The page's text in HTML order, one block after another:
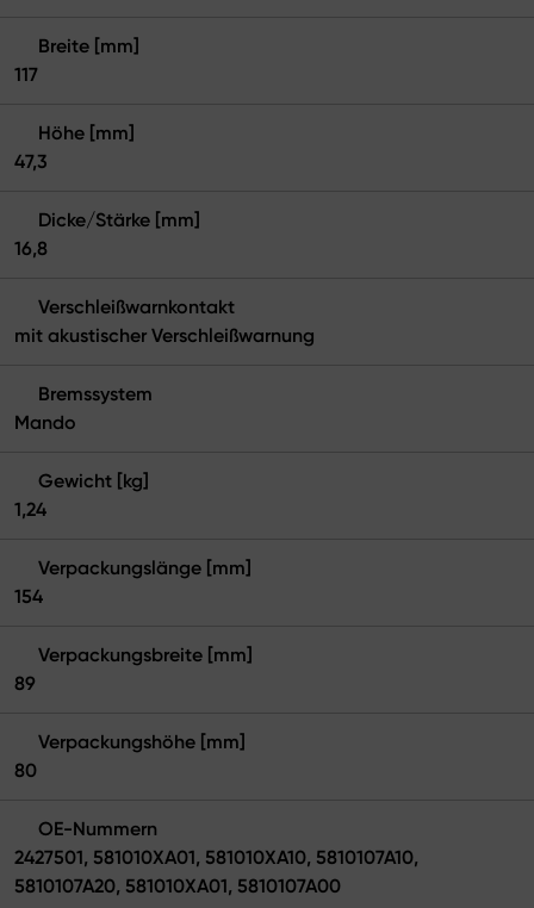
Breite [mm]
117
Höhe [mm]
47,3
Dicke/Stärke [mm]
16,8
Verschleißwarnkontakt
mit akustischer Verschleißwarnung
Bremssystem
Mando
Gewicht [kg]
1,24
Verpackungslänge [mm]
154
Verpackungsbreite [mm]
89
Verpackungshöhe [mm]
80
OE-Nummern
2427501, 581010XA01, 581010XA10, 5810107A10,
5810107A20, 581010XA01, 5810107A00